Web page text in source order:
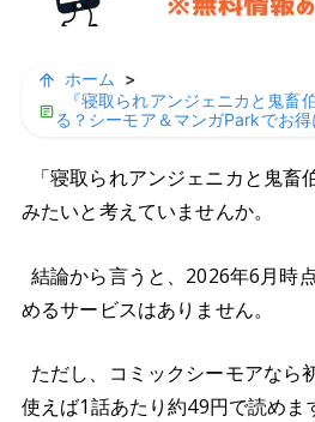
ホーム
>
『寝取られアンジェニカと鬼畜
る？シーモア＆マンガParkでお
「寝取られアンジェニカと鬼
みたいと考えていませんか。
結論から言うと、2026年6月時
めるサービスはありません。
ただし、コミックシーモアなら
使えば1話あたり約49円で読めま